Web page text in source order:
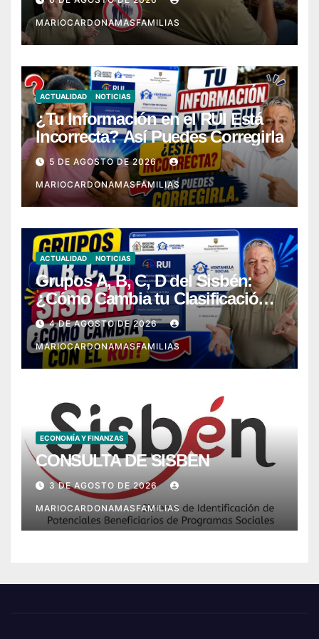
MARIOCARDONAMASFAMILIAS
ACTUALIDAD NOTICIAS
¿Tu Información en el RUI Está
Incorrecta? Así Puedes Corregirla
5 DE AGOSTO DE 2026
MARIOCARDONAMASFAMILIAS
ACTUALIDAD NOTICIAS
Grupos A, B, C, D del Sisbén:
¿Cómo Cambia tu Clasificación
con el RUI?
4 DE AGOSTO DE 2026
MARIOCARDONAMASFAMILIAS
ECONOMÍA Y FINANZAS
CONSULTA DE SISBEN
3 DE AGOSTO DE 2026
MARIOCARDONAMASFAMILIAS